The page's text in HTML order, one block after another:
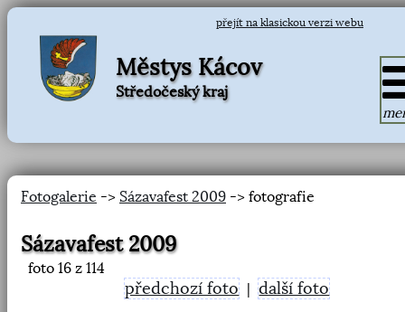
přejít na klasickou verzi webu
Městys Kácov
Středočeský kraj
Fotogalerie -> Sázavafest 2009 -> fotografie
Sázavafest 2009
foto 16 z 114
předchozí foto |další foto